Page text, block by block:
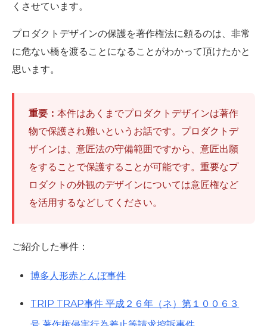
くさせています。
プロダクトデザインの保護を著作権法に頼るのは、非常
に危ない橋を渡ることになることがわかって頂けたかと
思います。
重要： 本件はあくまでプロダクトデザインは著作
物で保護され難いというお話です。プロダクトデ
ザインは、意匠法の守備範囲ですから、意匠出願
をすることで保護することが可能です。重要なプ
ロダクトの外観のデザインについては意匠権など
を活用するなどしてください。
ご紹介した事件：
博多人形赤とんぼ事件
TRIP TRAP事件 平成２６年（ネ）第１００６３